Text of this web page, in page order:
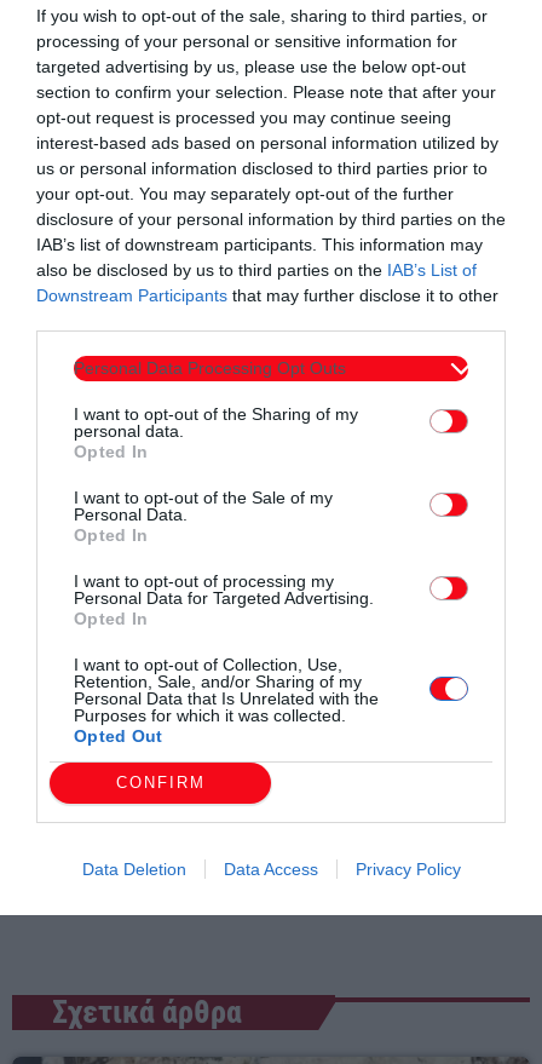
If you wish to opt-out of the sale, sharing to third parties, or
processing of your personal or sensitive information for
targeted advertising by us, please use the below opt-out
section to confirm your selection. Please note that after your
opt-out request is processed you may continue seeing
interest-based ads based on personal information utilized by
us or personal information disclosed to third parties prior to
your opt-out. You may separately opt-out of the further
disclosure of your personal information by third parties on the
IAB’s list of downstream participants. This information may
also be disclosed by us to third parties on the IAB’s List of
Downstream Participants that may further disclose it to other
Personal Data Processing Opt Outs
I want to opt-out of the Sharing of my
personal data.
Opted In
I want to opt-out of the Sale of my
Personal Data.
Opted In
I want to opt-out of processing my
Personal Data for Targeted Advertising.
Opted In
I want to opt-out of Collection, Use,
Retention, Sale, and/or Sharing of my
Personal Data that Is Unrelated with the
Purposes for which it was collected.
Opted Out
CONFIRM
Data Deletion Data Access Privacy Policy
ΠΟΛΙΤΙΚΗ ΠΡΟΣΤΑΣΙΑ ΧΑΡΤΗΣ ΕΠΙΚΙΝΔΥΝΟΤΗΤΑΣ
https://civilprotection.gov.gr/arxeio-imerision-xartwn
ΠΟΛΙΤΙΚΗ ΠΡΟΣΤΑΣΙΑ ΟΔΗΓΙΕΣ
https://civilprotection.gov.gr/odigies-prostasias/dasikes-
ΠΟΛΙΤΙΚΗ ΠΡΟΣΤΑΣΙΑ ΔΗΜΟΥ ΚΟΜΟΤΗΝΗΣ
https://komotini.gr/dioikisi-kai-ilektroniki-diakybernisi/politiki-
prostasia
Συντάχθηκε από: ERKO.GR
email
Σχετικά άρθρα